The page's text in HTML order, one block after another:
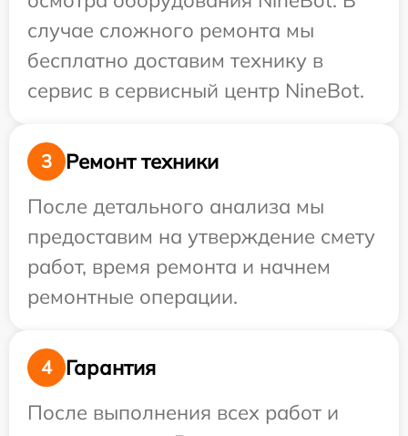
случае сложного ремонта мы
бесплатно доставим технику в
сервис в сервисный центр NineBot.
3
Ремонт техники
После детального анализа мы
предоставим на утверждение смету
работ, время ремонта и начнем
ремонтные операции.
4
Гарантия
После выполнения всех работ и